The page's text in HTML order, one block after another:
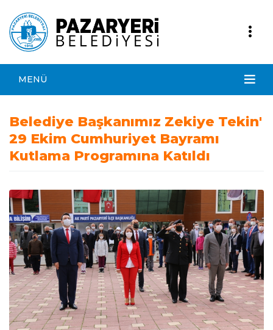
MENÜ
Belediye Başkanımız Zekiye Tekin'
29 Ekim Cumhuriyet Bayramı
Kutlama Programına Katıldı